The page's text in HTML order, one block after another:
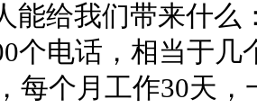
能给我们带来什么
个电话，相当于
每个月工作30天